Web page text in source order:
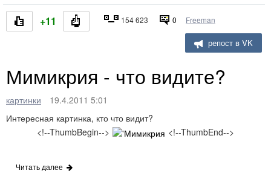
+11 154 623 0 Freeman
репост в VK
Мимикрия - что видите?
картинки
19.4.2011 5:01
Интересная картинка, кто что видит?
<!--ThumbBegin-->
<!--ThumbEnd-->
Читать далее